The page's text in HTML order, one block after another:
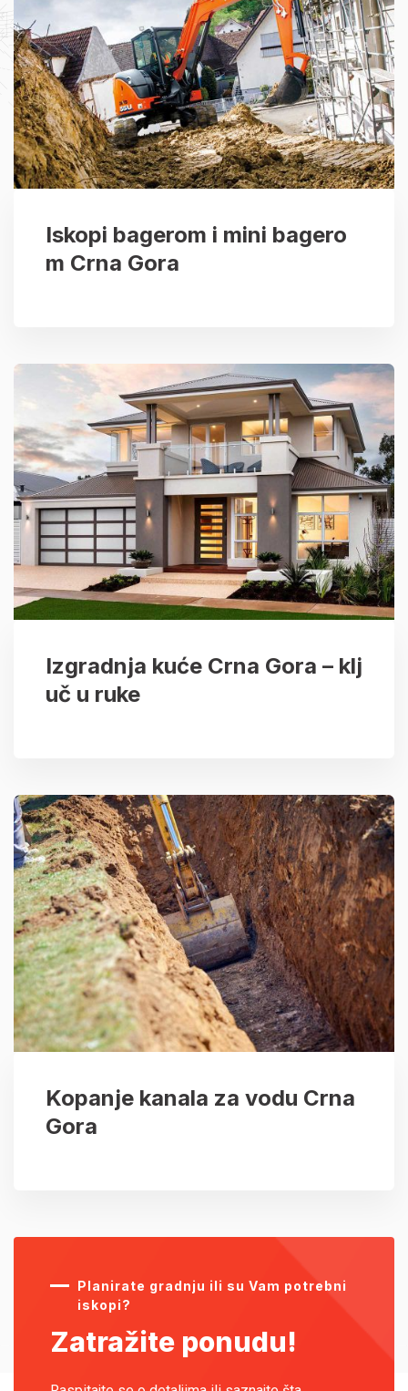
Iskopi bagerom i mini bagero
m Crna Gora
Izgradnja kuće Crna Gora – klj
uč u ruke
Kopanje kanala za vodu Crna
Gora
Planirate gradnju ili su Vam potrebni
iskopi?
Zatražite ponudu!